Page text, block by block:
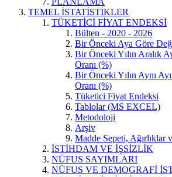
TEMEL İSTATİSTİKLER
TÜKETİCİ FİYAT ENDEKSİ
Bülten - 2020 - 2026
Bir Önceki Aya Göre
Bir Önceki Yılın Aralık
Oranı (%)
Bir Önceki Yılın Aynı
Oranı (%)
Tüketici Fiyat Endeksi
Tablolar (MS EXCEL)
Metodoloji
Arşiv
Madde Sepeti, Ağırlıklar
İSTİHDAM VE İŞSİZLİK
NÜFUS SAYIMLARI
NÜFUS VE DEMOGRAFİ